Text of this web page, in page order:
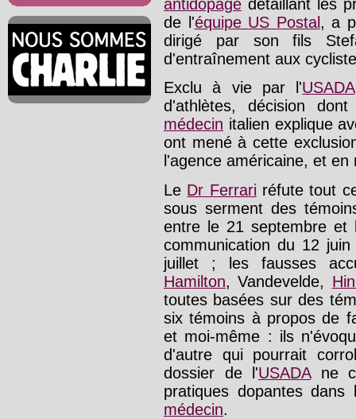
antidopage détaillant les
de l'équipe US Postal , a
dirigé par son fils
d'entraînement aux
Exclu à vie par l'USADA
d'athlètes, décision
médecin italien explique
ont mené à cette
l'agence américaine, et
Le Dr Ferrari réfute tout
sous serment des
entre le 21 septembre et
communication du 12
juillet ; les fausses
Hamilton, Vandevelde,
toutes basées sur des
six témoins à propos de
et moi-même : ils
d'autre qui pourrait
dossier de l'USADAne
pratiques dopantes dans
médecin.